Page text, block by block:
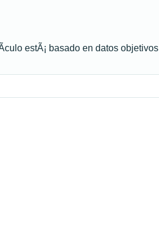
estÃ¡ basado en datos objetivos